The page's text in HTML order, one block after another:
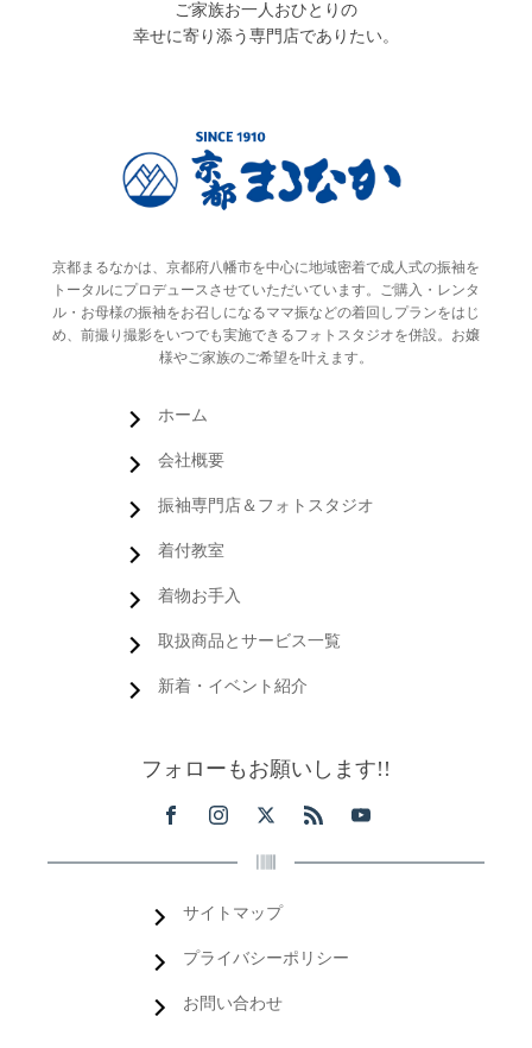
ご家族お一人おひとりの
幸せに寄り添う専門店でありたい。
京都まるなかは、京都府八幡市を中心に地域密着で成人式の振袖を
トータルにプロデュースさせていただいています。ご購入・レンタ
ル・お母様の振袖をお召しになるママ振などの着回しプランをはじ
め、前撮り撮影をいつでも実施できるフォトスタジオを併設。お嬢
様やご家族のご希望を叶えます。
ホーム
会社概要
振袖専門店＆フォトスタジオ
着付教室
着物お手入
取扱商品とサービス一覧
新着・イベント紹介
フォローもお願いします!!
サイトマップ
プライバシーポリシー
お問い合わせ